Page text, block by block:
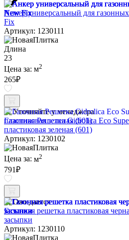
Анкер универсальный для
Fix
Артикул: 1230111
Длина
23
Цена за: м2
265₽
Уточняйте у менеджера
Газонная Решетка Gidrolica Eco
пластиковая зеленая (601)
Артикул: 1230102
Цена за: м2
791₽
Ожидается
Газонная решетка пластиковая
засыпки
Артикул: 1230110